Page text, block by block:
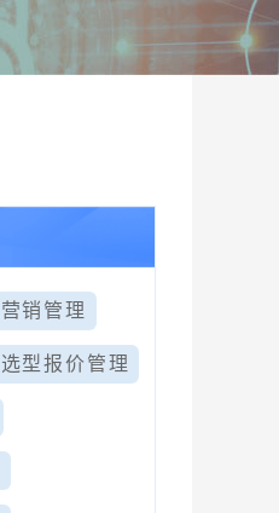
营销管理
选型报价管理